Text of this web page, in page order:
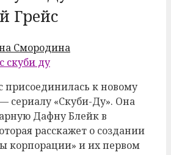
Грейс
Смородина
присоединилась к новому
сериалу «Скуби-Ду». Она
Дафну Блейк в
расскажет о создании
корпорации» и их первом